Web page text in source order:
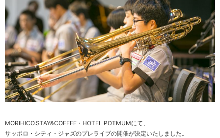
MORIHICO.STAY&COFFEE・HOTEL POTMUMにて、
サッポロ・シティ・ジャズのプレライブの開催が決定いたしました。